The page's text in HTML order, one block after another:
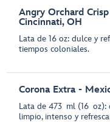
Angry Orchard
Cincinnati, OH
Lata de 16 oz: dulce y
tiempos coloniales.
Corona Extra -
Lata de 473 ml (16 oz):
limpio, intenso y